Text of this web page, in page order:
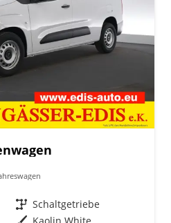
Getriebe Schaltgetriebe
Außenfarbe Kaolin White